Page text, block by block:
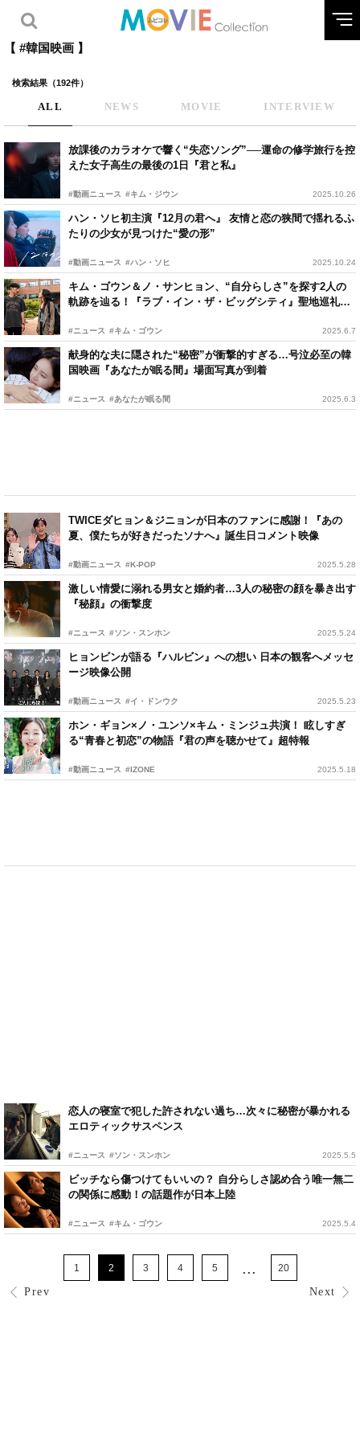
【 #韓国映画 】
検索結果（192件）
ALL NEWS MOVIE INTERVIEW
放課後のカラオケで響く“失恋ソング”──運命の修学旅行を控
えた女子高生の最後の1日『君と私』
#動画ニュース #キム・ジウン 2025.10.26
ハン・ソヒ初主演『12月の君へ』 友情と恋の狭間で揺れるふ
たりの少女が見つけた“愛の形”
#動画ニュース #ハン・ソヒ 2025.10.24
キム・ゴウン＆ノ・サンヒョン、“自分らしさ”を探す2人の
軌跡を辿る！『ラブ・イン・ザ・ビッグシティ』聖地巡礼ガ
#ニュース #キム・ゴウン 2025.6.7
献身的な夫に隠された“秘密”が衝撃的すぎる…号泣必至の韓
国映画『あなたが眠る間』場面写真が到着
#ニュース #あなたが眠る間 2025.6.3
TWICEダヒョン＆ジニョンが日本のファンに感謝！『あの
夏、僕たちが好きだったソナへ』誕生日コメント映像
#動画ニュース #K-POP 2025.5.28
激しい情愛に溺れる男女と婚約者…3人の秘密の顔を暴き出す
『秘顔』の衝撃度
#ニュース #ソン・スンホン 2025.5.24
ヒョンビンが語る『ハルビン』への想い 日本の観客へメッセ
ージ映像公開
#動画ニュース #イ・ドンウク 2025.5.23
ホン・ギョン×ノ・ユンソ×キム・ミンジュ共演！ 眩しすぎ
る“青春と初恋”の物語『君の声を聴かせて』超特報
#動画ニュース #IZONE 2025.5.18
恋人の寝室で犯した許されない過ち…次々に秘密が暴かれる
エロティックサスペンス
#ニュース #ソン・スンホン 2025.5.5
ビッチなら傷つけてもいいの？ 自分らしさ認め合う唯一無二
の関係に感動！の話題作が日本上陸
#ニュース #キム・ゴウン 2025.5.4
Prev
1 2 3 4 5 ... 20
Next